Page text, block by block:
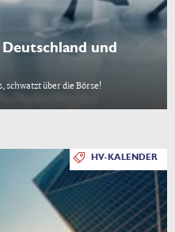
und
schwatzt über die Börse!
HV-KALENDER